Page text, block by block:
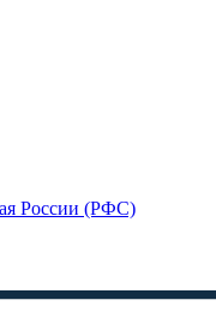
России (РФС)